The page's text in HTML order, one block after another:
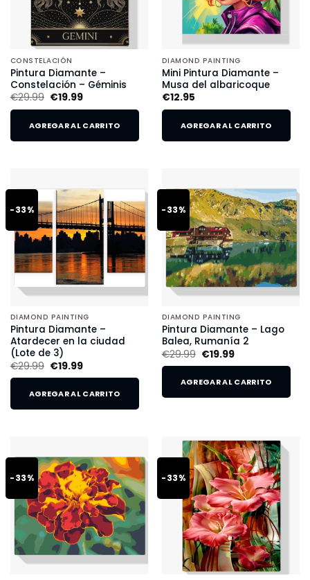
CONSTELACIÓN
Pintura Diamante –
Constelación – Géminis
€29.99 €19.99
AGREGAR AL CARRITO
DIAMOND PAINTING
Mini Pintura Diamante –
Musa del albaricoque
€12.95
AGREGAR AL CARRITO
-33%
DIAMOND PAINTING
Pintura Diamante –
Atardecer en la ciudad
(Lote de 3)
€29.99 €19.99
AGREGAR AL CARRITO
-33%
DIAMOND PAINTING
Pintura Diamante – Lago
Balea, Rumanía 2
€29.99 €19.99
AGREGAR AL CARRITO
-33% -33%